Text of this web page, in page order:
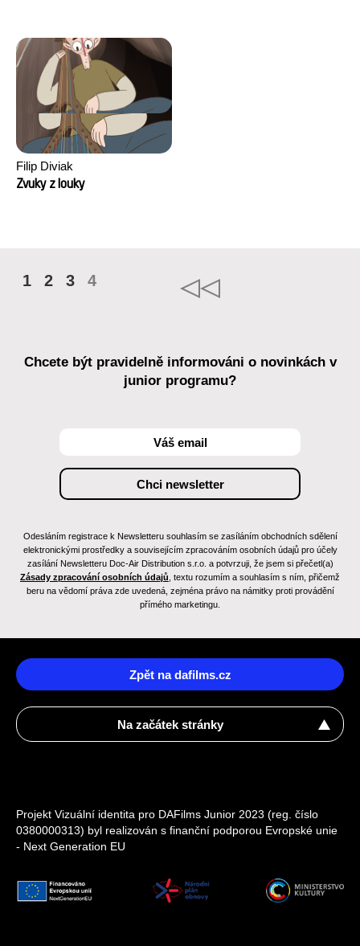
Filip Diviak
Zvuky z louky
1 2 3 4
Chcete být pravidelně informováni o novinkách v
junior programu?
Odesláním registrace k Newsletteru souhlasím se zasíláním obchodních sdělení
elektronickými prostředky a souvisejícím zpracováním osobních údajů pro účely
zasílání Newsletteru Doc-Air Distribution s.r.o. a potvrzuji, že jsem si přečetl(a)
Zásady zpracování osobních údajů , textu rozumím a souhlasím s ním, přičemž
beru na vědomí práva zde uvedená, zejména právo na námitky proti provádění
přímého marketingu.
Zpět na dafilms.cz
Na začátek stránky
Projekt Vizuální identita pro DAFilms Junior 2023 (reg. číslo
0380000313) byl realizován s finanční podporou Evropské unie
- Next Generation EU